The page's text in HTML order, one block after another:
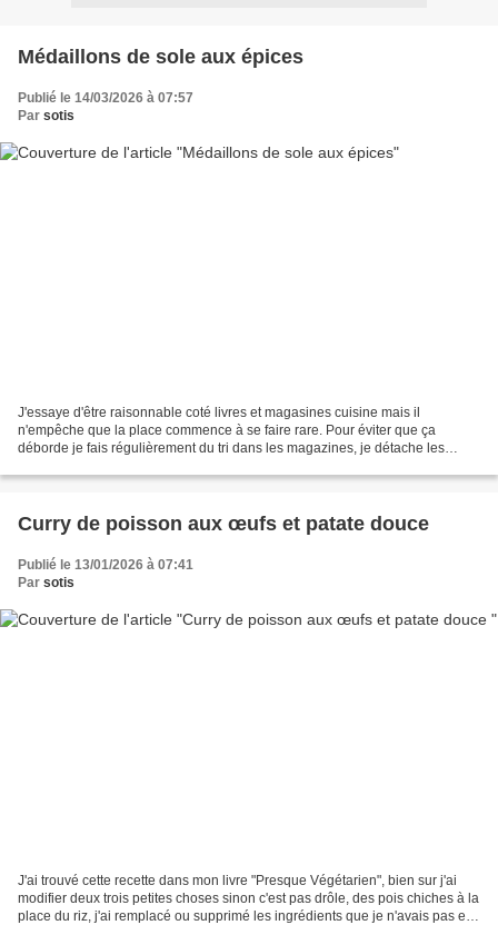
Médaillons de sole aux épices
Publié le 14/03/2026 à 07:57
Par sotis
J'essaye d'être raisonnable coté livres et magasines cuisine mais il
n'empêche que la place commence à se faire rare. Pour éviter que ça
déborde je fais régulièrement du tri dans les magazines, je détache les
Curry de poisson aux œufs et patate douce
Publié le 13/01/2026 à 07:41
Par sotis
J'ai trouvé cette recette dans mon livre "Presque Végétarien", bien sur j'ai
modifier deux trois petites choses sinon c'est pas drôle, des pois chiches à la
place du riz, j'ai remplacé ou supprimé les ingrédients que je n'avais pas en